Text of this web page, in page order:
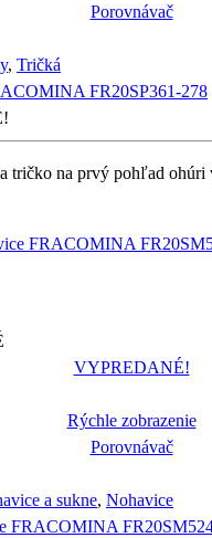
Porovnávač
, Tričká
FR20SP361-278
tričko na prvý pohľad ohúri
VYPREDANÉ!
Rýchle zobrazenie
Porovnávač
a sukne, Nohavice
FRACOMINA